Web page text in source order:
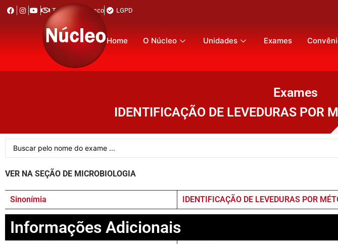
Trabalhe Conosco LGPD
Home O Núcleo Unidades Exames
Exames
IDENTIFICAÇÃO DE LEVEDURAS POR
VER NA SEÇÃO DE MICROBIOLOGIA
Sinonímia IDENTIFICAÇÃO DE LEVEDURAS POR
Informações Adicionais